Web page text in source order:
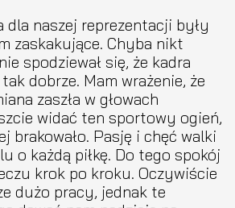
dla naszej reprezentacji były
zaskakujące. Chyba nikt
spodziewał się, że kadra
dobrze. Mam wrażenie, że
zaszła w głowach
widać ten sportowy ogień,
brakowało. Pasję i chęć walki
o każdą piłkę. Do tego spokój
krok po kroku. Oczywiście
dużo pracy, jednak te